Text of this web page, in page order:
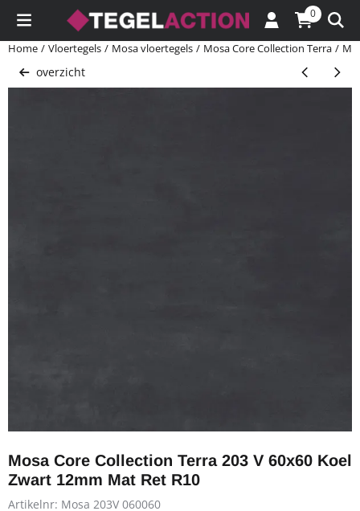
Cookievoorkeuren zijn momenteel gesloten. 0
Home / Vloertegels / Mosa vloertegels / Mosa Core Collection Terra /
overzicht
Mosa Core Collection Terra 203 V 60x60 Koel
Zwart 12mm Mat Ret R10
Artikelnr: Mosa 203V 060060